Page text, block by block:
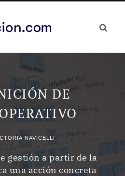
DE
NAVICELLI
gestión a partir de la
una acción concreta